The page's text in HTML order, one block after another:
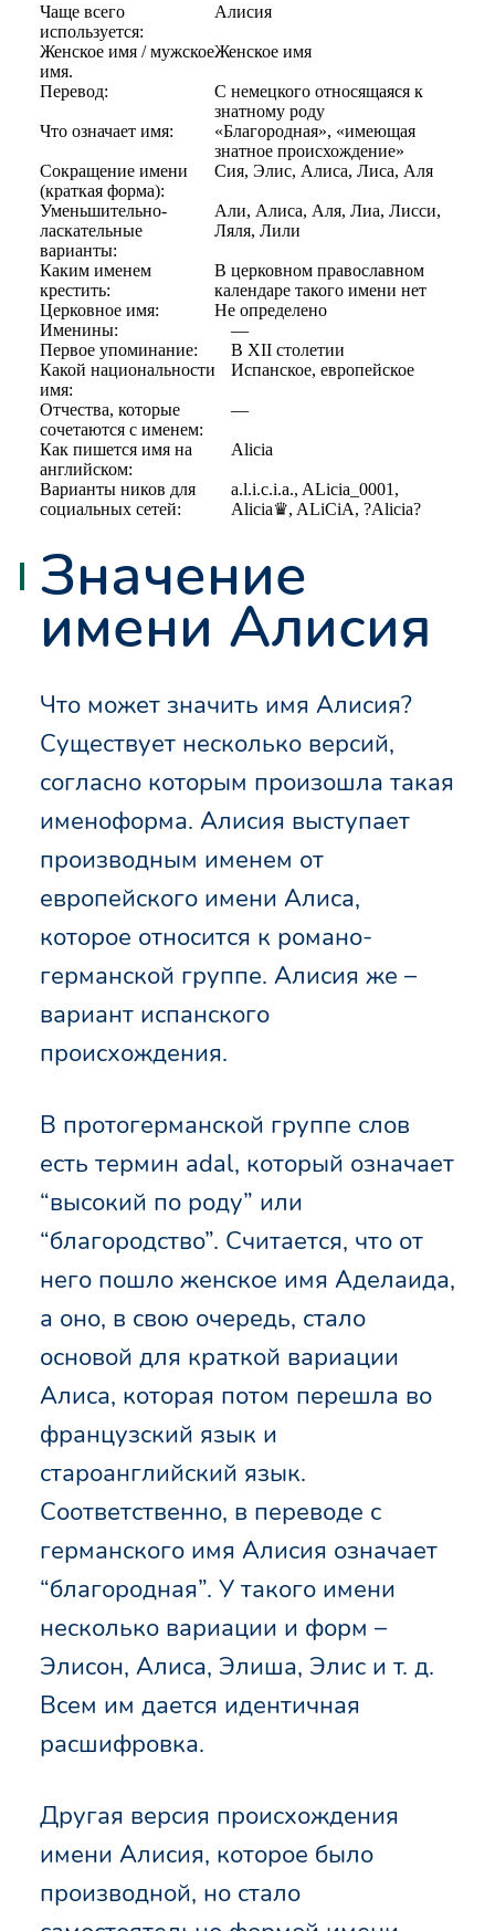
Чаще всего
используется:
Алисия
Женское имя / мужское
имя.
Женское имя
Перевод:
С немецкого относящаяся к
знатному роду
Что означает имя:
«Благородная», «имеющая
знатное происхождение»
Сокращение имени
(краткая форма):
Сия, Элис, Алиса, Лиса, Аля
Уменьшительно-
ласкательные
варианты:
Али, Алиса, Аля, Лиа, Лисси,
Ляля, Лили
Каким именем
крестить:
В церковном православном
календаре такого имени нет
Церковное имя:
Не определено
Именины:
—
Первое упоминание:
В XII столетии
Какой национальности
имя:
Испанское, европейское
Отчества, которые
сочетаются с именем:
—
Как пишется имя на
английском:
Alicia
Варианты ников для
социальных сетей:
а.l.i.c.i.a., ALicia_0001,
Alicia♛, ALiCiA, ?Alicia?
Значение
имени Алисия
Что может значить имя Алисия?
Существует несколько версий,
согласно которым произошла такая
именоформа. Алисия выступает
производным именем от
европейского имени Алиса,
которое относится к романо-
германской группе. Алисия же –
вариант испанского
происхождения.
В протогерманской группе слов
есть термин adal, который означает
“высокий по роду” или
“благородство”. Считается, что от
него пошло женское имя Аделаида,
а оно, в свою очередь, стало
основой для краткой вариации
Алиса, которая потом перешла во
французский язык и
староанглийский язык.
Соответственно, в переводе с
германского имя Алисия означает
“благородная”. У такого имени
несколько вариации и форм –
Элисон, Алиса, Элиша, Элис и т. д.
Всем им дается идентичная
расшифровка.
Другая версия происхождения
имени Алисия, которое было
производной, но стало